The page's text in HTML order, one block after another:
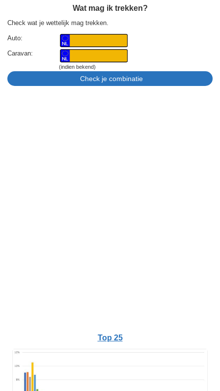
Wat mag ik trekken?
Check wat je wettelijk mag trekken.
Auto:
Caravan:
(indien bekend)
Top 25